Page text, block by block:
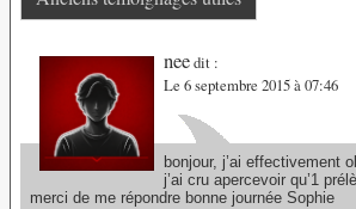
needit :
Le 6 septembre 2015 à 07:46
bonjour, j’ai effectivement
j’ai cru apercevoir qu’1
merci de me répondre bonne journée Sophie